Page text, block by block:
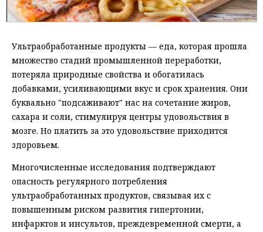
Ультраобработанные продукты — еда, которая прошла
множество стадий промышленной переработки,
потеряла природные свойства и обогатилась
добавками, усиливающими вкус и срок хранения. Они
буквально "подсаживают" нас на сочетание жиров,
сахара и соли, стимулируя центры удовольствия в
мозге. Но платить за это удовольствие приходится
здоровьем.
Многочисленные исследования подтверждают
опасность регулярного потребления
ультраобработанных продуктов, связывая их с
повышенным риском развития гипертонии,
инфарктов и инсультов, преждевременной смерти, а